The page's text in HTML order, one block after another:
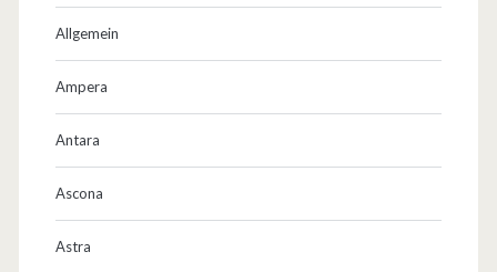
Allgemein
Ampera
Antara
Ascona
Astra